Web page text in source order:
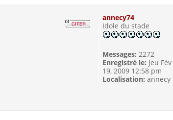
annecy74
Idole du stade
Messages: 2272
Enregistré le: Jeu Fév
19, 2009 12:58 pm
Localisation: annecy